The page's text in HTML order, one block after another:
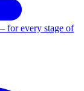
for every stage of